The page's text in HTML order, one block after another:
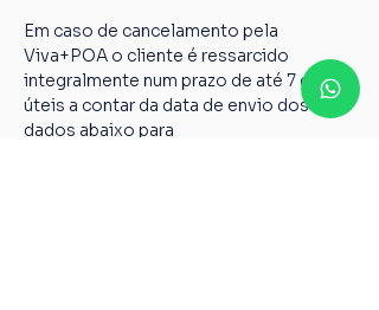
Em caso de cancelamento pela
Viva+POA o cliente é ressarcido
integralmente num prazo de até 7 dias
úteis a contar da data de envio dos
dados abaixo para